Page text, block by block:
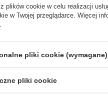
plików cookie w celu realizacji
w Twojej przeglądarce. Więcej
pliki cookie (wymagane)
pliki cookie